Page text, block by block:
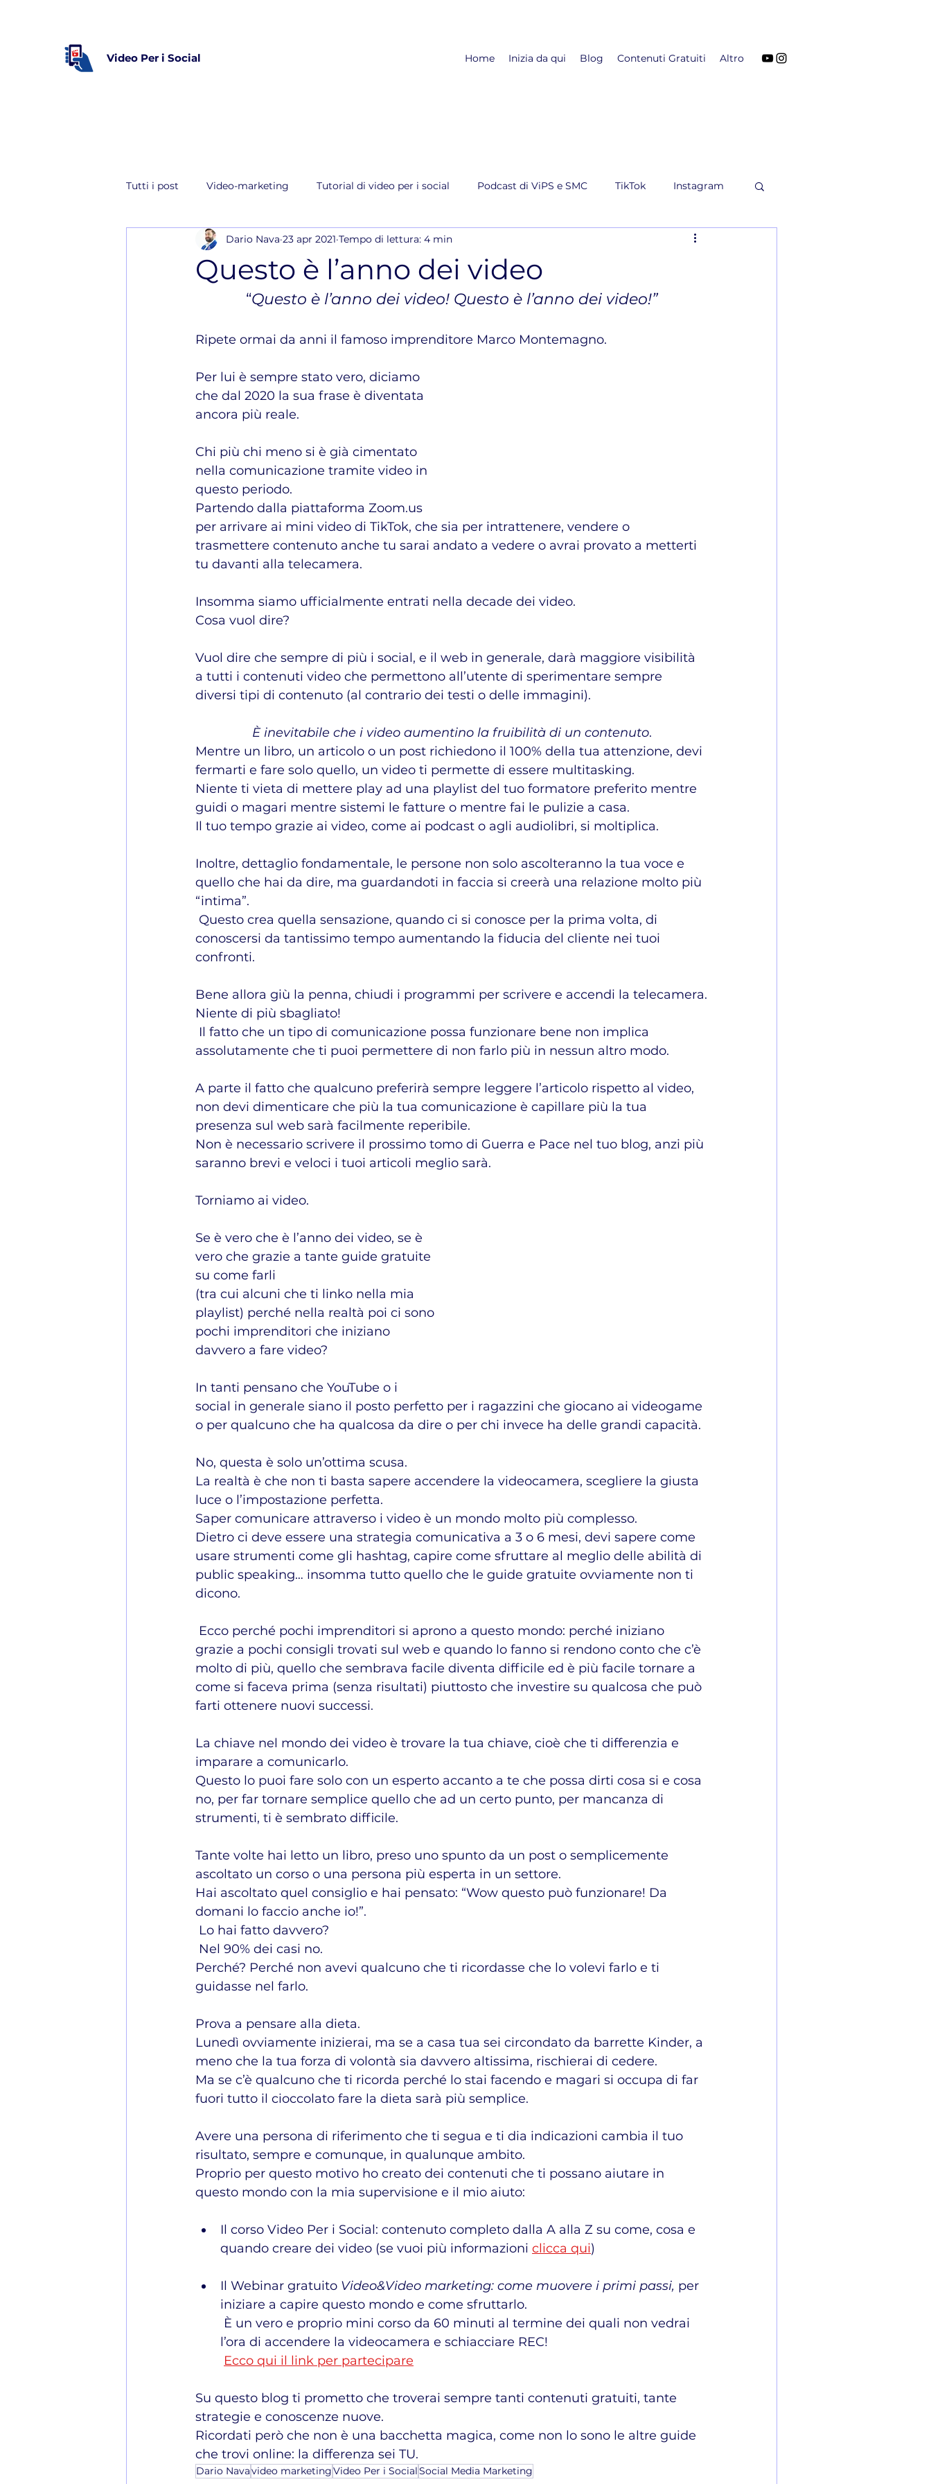
Video Per i Social Home Inizia da qui Blog Contenuti Gratuiti Altro
Tutti i post Video-marketing Tutorial di video per i social Podcast di ViPS e SMC TikTok Instagram
Questo è l’anno dei video
Dario Nava 23 apr 2021 Tempo di lettura: 4 min
“Questo è l’anno dei video! Questo è l’anno dei video!”
Ripete ormai da anni il famoso imprenditore Marco Montemagno.
Per lui è sempre stato vero, diciamo
che dal 2020 la sua frase è diventata
ancora più reale.
Chi più chi meno si è già cimentato
nella comunicazione tramite video in
questo periodo.
Partendo dalla piattaforma Zoom.us
per arrivare ai mini video di TikTok, che sia per intrattenere, vendere o
trasmettere contenuto anche tu sarai andato a vedere o avrai provato a metterti
tu davanti alla telecamera.
Insomma siamo ufficialmente entrati nella decade dei video.
Cosa vuol dire?
Vuol dire che sempre di più i social, e il web in generale, darà maggiore visibilità
a tutti i contenuti video che permettono all’utente di sperimentare sempre
diversi tipi di contenuto (al contrario dei testi o delle immagini).
È inevitabile che i video aumentino la fruibilità di un contenuto.
Mentre un libro, un articolo o un post richiedono il 100% della tua attenzione, devi
fermarti e fare solo quello, un video ti permette di essere multitasking.
Niente ti vieta di mettere play ad una playlist del tuo formatore preferito mentre
guidi o magari mentre sistemi le fatture o mentre fai le pulizie a casa.
Il tuo tempo grazie ai video, come ai podcast o agli audiolibri, si moltiplica.
Inoltre, dettaglio fondamentale, le persone non solo ascolteranno la tua voce e
quello che hai da dire, ma guardandoti in faccia si creerà una relazione molto più
“intima”.
conoscersi da tantissimo tempo aumentando la fiducia del cliente nei tuoi
confronti.
Bene allora giù la penna, chiudi i programmi per scrivere e accendi la telecamera.
Niente di più sbagliato!
assolutamente che ti puoi permettere di non farlo più in nessun altro modo.
A parte il fatto che qualcuno preferirà sempre leggere l’articolo rispetto al video,
non devi dimenticare che più la tua comunicazione è capillare più la tua
presenza sul web sarà facilmente reperibile.
Non è necessario scrivere il prossimo tomo di Guerra e Pace nel tuo blog, anzi più
saranno brevi e veloci i tuoi articoli meglio sarà.
Torniamo ai video.
Se è vero che è l’anno dei video, se è
vero che grazie a tante guide gratuite
su come farli
(tra cui alcuni che ti linko nella mia
playlist) perché nella realtà poi ci sono
pochi imprenditori che iniziano
davvero a fare video?
In tanti pensano che YouTube o i
social in generale siano il posto perfetto per i ragazzini che giocano ai videogame
o per qualcuno che ha qualcosa da dire o per chi invece ha delle grandi capacità.
No, questa è solo un’ottima scusa.
La realtà è che non ti basta sapere accendere la videocamera, scegliere la giusta
luce o l’impostazione perfetta.
Saper comunicare attraverso i video è un mondo molto più complesso.
Dietro ci deve essere una strategia comunicativa a 3 o 6 mesi, devi sapere come
usare strumenti come gli hashtag, capire come sfruttare al meglio delle abilità di
public speaking… insomma tutto quello che le guide gratuite ovviamente non ti
dicono.
grazie a pochi consigli trovati sul web e quando lo fanno si rendono conto che c’è
molto di più, quello che sembrava facile diventa difficile ed è più facile tornare a
come si faceva prima (senza risultati) piuttosto che investire su qualcosa che può
farti ottenere nuovi successi.
La chiave nel mondo dei video è trovare la tua chiave, cioè che ti differenzia e
imparare a comunicarlo.
Questo lo puoi fare solo con un esperto accanto a te che possa dirti cosa si e cosa
no, per far tornare semplice quello che ad un certo punto, per mancanza di
strumenti, ti è sembrato difficile.
Tante volte hai letto un libro, preso uno spunto da un post o semplicemente
ascoltato un corso o una persona più esperta in un settore.
Hai ascoltato quel consiglio e hai pensato: “Wow questo può funzionare! Da
domani lo faccio anche io!”.
Lo hai fatto davvero?
Nel 90% dei casi no.
Perché? Perché non avevi qualcuno che ti ricordasse che lo volevi farlo e ti
guidasse nel farlo.
Prova a pensare alla dieta.
Lunedì ovviamente inizierai, ma se a casa tua sei circondato da barrette Kinder, a
meno che la tua forza di volontà sia davvero altissima, rischierai di cedere.
Ma se c’è qualcuno che ti ricorda perché lo stai facendo e magari si occupa di far
fuori tutto il cioccolato fare la dieta sarà più semplice.
Avere una persona di riferimento che ti segua e ti dia indicazioni cambia il tuo
risultato, sempre e comunque, in qualunque ambito.
Proprio per questo motivo ho creato dei contenuti che ti possano aiutare in
questo mondo con la mia supervisione e il mio aiuto:
Il corso Video Per i Social: contenuto completo dalla A alla Z su come, cosa e
quando creare dei video (se vuoi più informazioni clicca qui)
Il Webinar gratuito Video&Video marketing: come muovere i primi passi, per
iniziare a capire questo mondo e come sfruttarlo.
l’ora di accendere la videocamera e schiacciare REC!
Ecco qui il link per partecipare
Su questo blog ti prometto che troverai sempre tanti contenuti gratuiti, tante
strategie e conoscenze nuove.
Ricordati però che non è una bacchetta magica, come non lo sono le altre guide
che trovi online: la differenza sei TU.
Dario Navavideo marketingVideo Per i SocialSocial Media Marketing